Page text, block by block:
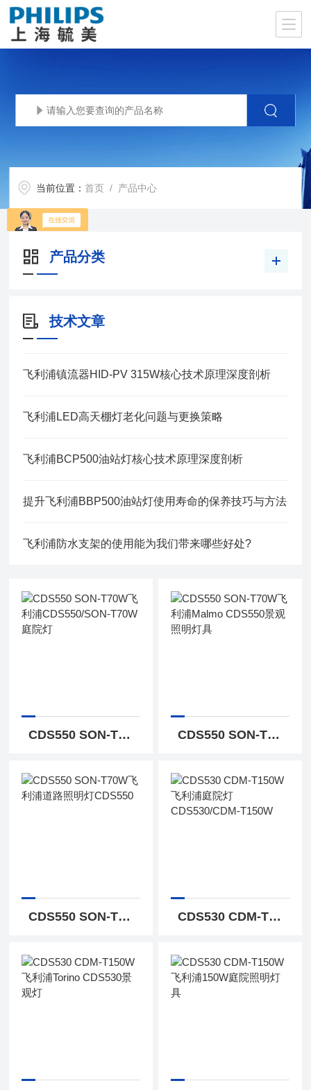
当前位置：首页 / 产品中心
产品分类
技术文章
飞利浦镇流器HID-PV 315W核心技术原理深度剖析
飞利浦LED高天棚灯老化问题与更换策略
飞利浦BCP500油站灯核心技术原理深度剖析
提升飞利浦BBP500油站灯使用寿命的保养技巧与方法
飞利浦防水支架的使用能为我们带来哪些好处?
CDS550 SON-T70W飞利浦CDS550/SON-T70W庭院灯 CDS550 SON-T70W飞利浦Malmo CDS550景观照明灯具
CDS550 SON-T70W飞利浦道路照明灯CDS550 CDS530 CDM-T150W飞利浦庭院灯CDS530/CDM-T150W